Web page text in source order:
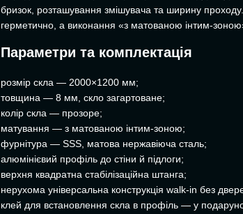
бризок, розташування змішувача та ширину
герметично, а виконання «з матованою інтим-
Параметри та комплектація
розмір скла — 2000×1200 мм;
товщина — 8 мм, скло загартоване;
колір скла — прозоре;
матування — з матованою інтим-зоною;
фурнітура — SSS, матова нержавіюча сталь;
алюмінієвий профіль до стіни й підлоги;
верхня квадратна стабілізаційна штанга;
нерухома універсальна конструкція walk-in без
клей для встановлення скла в профіль — у